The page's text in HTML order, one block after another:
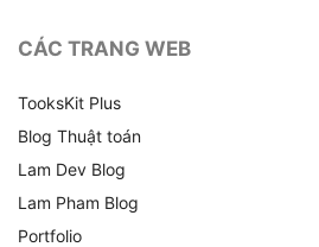
CÁC TRANG WEB
TooksKit Plus
Blog Thuật toán
Lam Dev Blog
Lam Pham Blog
Portfolio